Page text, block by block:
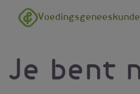
Overslaan en naar de inhoud
Voedingsgeneeskunde
Je bent